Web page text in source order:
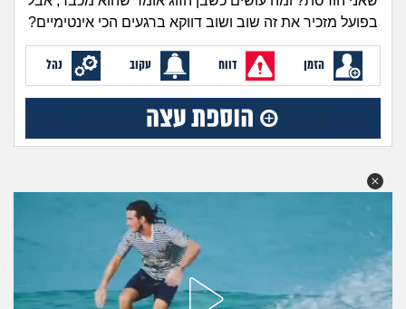
לימודים וסטודנטים
עבודה וקריירה
חברים ואנשים
מה שעובר עליי
שומרים על הגוף
פיננסי וכלכלה
בפועל מזכיר את זה שוב ושוב דווקא ברגעים הכי אינטימיים?
הזמן דווח עקוב נהל